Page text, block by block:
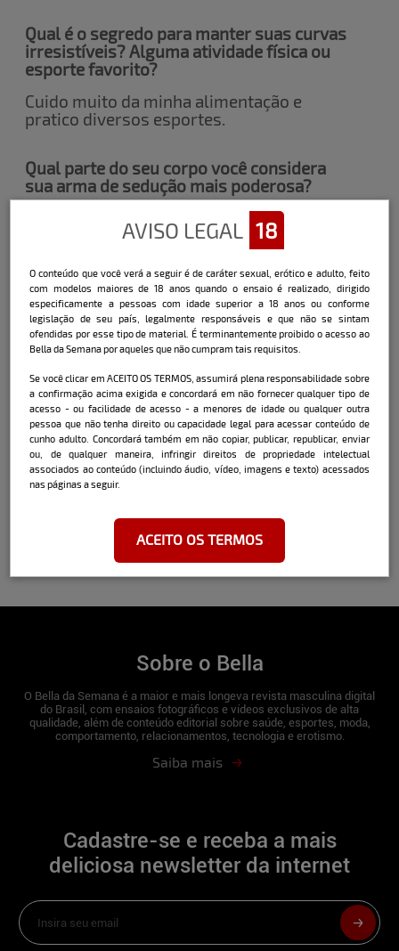
Qual é o segredo para manter suas curvas
irresistíveis? Alguma atividade física ou
esporte favorito?
Cuido muito da minha alimentação e
pratico diversos esportes.
Qual parte do seu corpo você considera
sua arma de sedução mais poderosa?
Já teve a experiência de se envolver com
outra mulher? Como foi e repetiria?
Sempre me surpreendo quando tenho
experiências com mulheres…
Como foi posar para o Bella da Semana e o
que essa experiência significa para você?
Adorei, todos são belos profissionais.
Estou super ansiosa para o resultado!
AVISO LEGAL 18
O conteúdo que você verá a seguir é de caráter sexual, erótico e adulto, feito
com modelos maiores de 18 anos quando o ensaio é realizado, dirigido
especificamente a pessoas com idade superior a 18 anos ou conforme
legislação de seu país, legalmente responsáveis e que não se sintam
ofendidas por esse tipo de material. É terminantemente proibido o acesso ao
Bella da Semana por aqueles que não cumpram tais requisitos.
Se você clicar em ACEITO OS TERMOS, assumirá plena responsabilidade sobre
a confirmação acima exigida e concordará em não fornecer qualquer tipo de
acesso - ou facilidade de acesso - a menores de idade ou qualquer outra
pessoa que não tenha direito ou capacidade legal para acessar conteúdo de
cunho adulto. Concordará também em não copiar, publicar, republicar, enviar
ou, de qualquer maneira, infringir direitos de propriedade intelectual
associados ao conteúdo (incluindo áudio, vídeo, imagens e texto) acessados
nas páginas a seguir.
ACEITO OS TERMOS
Sobre o Bella
O Bella da Semana é a maior e mais longeva revista masculina digital
do Brasil, com ensaios fotográficos e vídeos exclusivos de alta
qualidade, além de conteúdo editorial sobre saúde, esportes, moda,
comportamento, relacionamentos, tecnologia e erotismo.
Saiba mais
Cadastre-se e receba a mais
deliciosa newsletter da internet